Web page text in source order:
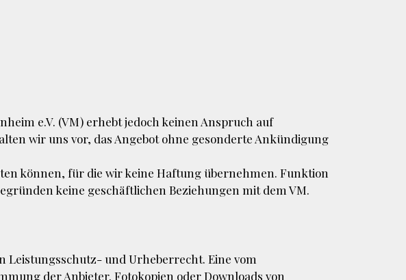
e.V. (VM) erhebt jedoch keinen Anspruch auf
wir uns vor, das Angebot ohne gesonderte Ankündigung
können, für die wir keine Haftung übernehmen. Funktion
keine geschäftlichen Beziehungen mit dem VM.
Leistungsschutz- und Urheberrecht. Eine vom
der Anbieter. Fotokopien oder Downloads von